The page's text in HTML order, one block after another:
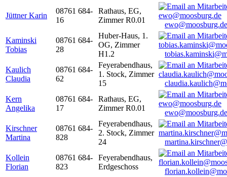
Jüttner Karin
08761 684-
16
Rathaus, EG,
Zimmer R0.01
ewo@moosburg.de
Kaminski
Tobias
08761 684-
28
Huber-Haus, 1.
OG, Zimmer
H1.2
Kaulich
Claudia
08761 684-
62
Feyerabendhaus,
1. Stock, Zimmer
15
Kern
Angelika
08761 684-
17
Rathaus, EG,
Zimmer R0.01
ewo@moosburg.de
Kirschner
Martina
08761 684-
828
Feyerabendhaus,
2. Stock, Zimmer
24
Kollein
Florian
08761 684-
823
Feyerabendhaus,
Erdgeschoss